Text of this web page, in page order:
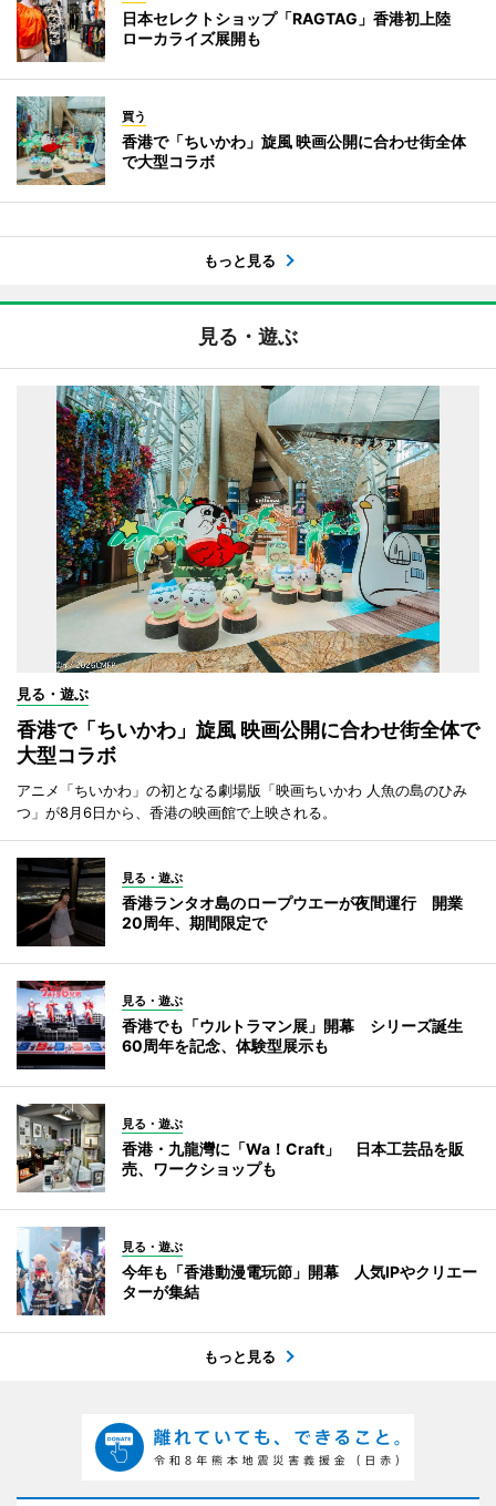
日本セレクトショップ「RAGTAG」香港初上陸
ローカライズ展開も
買う
香港で「ちいかわ」旋風 映画公開に合わせ街全体
で大型コラボ
もっと見る
見る・遊ぶ
見る・遊ぶ
香港で「ちいかわ」旋風 映画公開に合わせ街全体で
大型コラボ
アニメ「ちいかわ」の初となる劇場版「映画ちいかわ 人魚の島のひみ
つ」が8月6日から、香港の映画館で上映される。
見る・遊ぶ
香港ランタオ島のロープウエーが夜間運行 開業
20周年、期間限定で
見る・遊ぶ
香港でも「ウルトラマン展」開幕 シリーズ誕生
60周年を記念、体験型展示も
見る・遊ぶ
香港・九龍灣に「Wa！Craft」 日本工芸品を販
売、ワークショップも
見る・遊ぶ
今年も「香港動漫電玩節」開幕 人気IPやクリエー
ターが集結
もっと見る